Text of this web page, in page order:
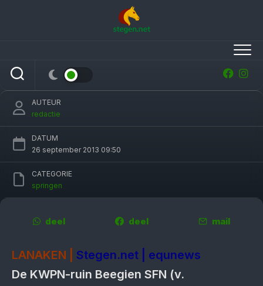
Hester Klompmaker verder zonder Beegien
SFN
AUTEUR
redactie
DATUM
26 september 2013 09:50
CATEGORIE
springen
deel deel mail
LANAKEN | Stegen.net | equnews
De KWPN-ruin Beegien SFN (v.